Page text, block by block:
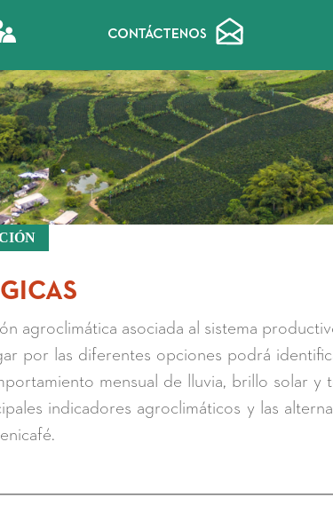
agroclimática asociada al sistema
por las diferentes opciones podrá
mensual de lluvia, brillo solar y
indicadores agroclimáticos y las